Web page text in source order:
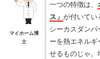
マイホーム博
士
一つの特徴は、
ス」 が付いてい
シーカスダン
ーを熱エネルギ
せるものじゃ。